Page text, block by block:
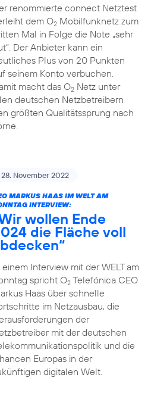
renommierte connect Netztest
dem O2Mobilfunknetz zum
Mal in Folge die Note „sehr
Der Anbieter kann ein
Plus von 20 Punkten
seinem Konto verbuchen.
macht das O2Netz unter
deutschen Netzbetreibern
größten Qualitätssprung nach
28. November 2022
MARKUS HAAS IM WELT AM
INTERVIEW:
wollen Ende
die Fläche voll
einem Interview mit der WELT am
spricht O2Telefónica CEO
Haas über schnelle
im Netzausbau, die
der
mit der deutschen
und die
Europas in der
digitalen Welt.